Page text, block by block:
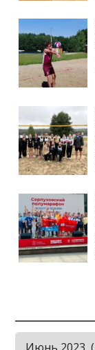
Архивы